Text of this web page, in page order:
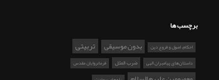
برچسب ها
احکام، اصول و فروع دین بدون موسیقی تربیتی
داستان‌های پیامبران الهی ضرب المثل فرمانروایان مقدس